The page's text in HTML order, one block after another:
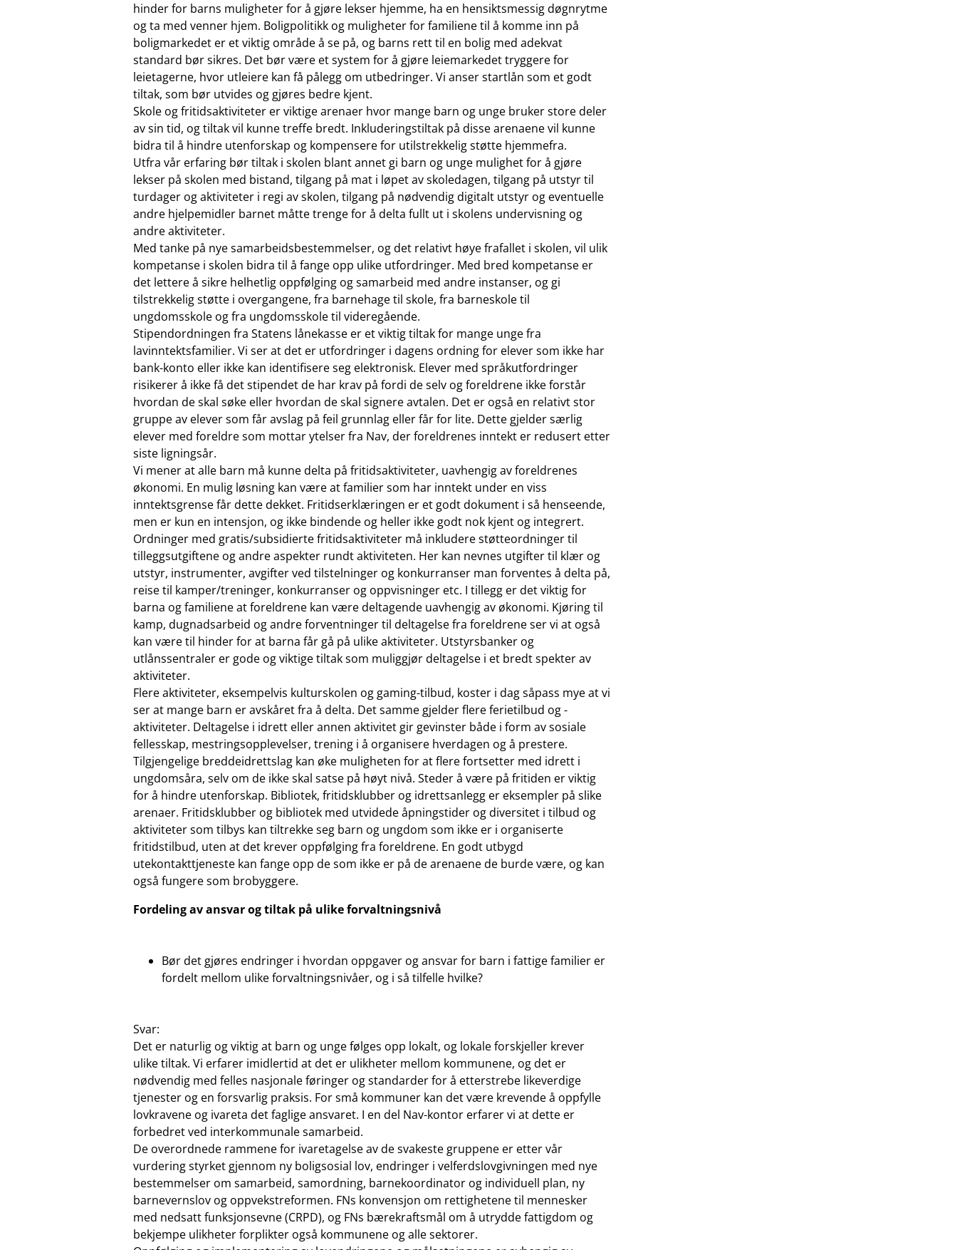
hinder for barns muligheter for å gjøre lekser hjemme, ha en hensiktsmessig døgnrytme
og ta med venner hjem. Boligpolitikk og muligheter for familiene til å komme inn på
boligmarkedet er et viktig område å se på, og barns rett til en bolig med adekvat
standard bør sikres. Det bør være et system for å gjøre leiemarkedet tryggere for
leietagerne, hvor utleiere kan få pålegg om utbedringer. Vi anser startlån som et godt
tiltak, som bør utvides og gjøres bedre kjent.
Skole og fritidsaktiviteter er viktige arenaer hvor mange barn og unge bruker store deler
av sin tid, og tiltak vil kunne treffe bredt. Inkluderingstiltak på disse arenaene vil kunne
bidra til å hindre utenforskap og kompensere for utilstrekkelig støtte hjemmefra.
Utfra vår erfaring bør tiltak i skolen blant annet gi barn og unge mulighet for å gjøre
lekser på skolen med bistand, tilgang på mat i løpet av skoledagen, tilgang på utstyr til
turdager og aktiviteter i regi av skolen, tilgang på nødvendig digitalt utstyr og eventuelle
andre hjelpemidler barnet måtte trenge for å delta fullt ut i skolens undervisning og
andre aktiviteter.
Med tanke på nye samarbeidsbestemmelser, og det relativt høye frafallet i skolen, vil ulik
kompetanse i skolen bidra til å fange opp ulike utfordringer. Med bred kompetanse er
det lettere å sikre helhetlig oppfølging og samarbeid med andre instanser, og gi
tilstrekkelig støtte i overgangene, fra barnehage til skole, fra barneskole til
ungdomsskole og fra ungdomsskole til videregående.
Stipendordningen fra Statens lånekasse er et viktig tiltak for mange unge fra
lavinntektsfamilier. Vi ser at det er utfordringer i dagens ordning for elever som ikke har
bank-konto eller ikke kan identifisere seg elektronisk. Elever med språkutfordringer
risikerer å ikke få det stipendet de har krav på fordi de selv og foreldrene ikke forstår
hvordan de skal søke eller hvordan de skal signere avtalen. Det er også en relativt stor
gruppe av elever som får avslag på feil grunnlag eller får for lite. Dette gjelder særlig
elever med foreldre som mottar ytelser fra Nav, der foreldrenes inntekt er redusert etter
siste ligningsår.
Vi mener at alle barn må kunne delta på fritidsaktiviteter, uavhengig av foreldrenes
økonomi. En mulig løsning kan være at familier som har inntekt under en viss
inntektsgrense får dette dekket. Fritidserklæringen er et godt dokument i så henseende,
men er kun en intensjon, og ikke bindende og heller ikke godt nok kjent og integrert.
Ordninger med gratis/subsidierte fritidsaktiviteter må inkludere støtteordninger til
tilleggsutgiftene og andre aspekter rundt aktiviteten. Her kan nevnes utgifter til klær og
utstyr, instrumenter, avgifter ved tilstelninger og konkurranser man forventes å delta på,
reise til kamper/treninger, konkurranser og oppvisninger etc. I tillegg er det viktig for
barna og familiene at foreldrene kan være deltagende uavhengig av økonomi. Kjøring til
kamp, dugnadsarbeid og andre forventninger til deltagelse fra foreldrene ser vi at også
kan være til hinder for at barna får gå på ulike aktiviteter. Utstyrsbanker og
utlånssentraler er gode og viktige tiltak som muliggjør deltagelse i et bredt spekter av
aktiviteter.
Flere aktiviteter, eksempelvis kulturskolen og gaming-tilbud, koster i dag såpass mye at vi
ser at mange barn er avskåret fra å delta. Det samme gjelder flere ferietilbud og -
aktiviteter. Deltagelse i idrett eller annen aktivitet gir gevinster både i form av sosiale
fellesskap, mestringsopplevelser, trening i å organisere hverdagen og å prestere.
Tilgjengelige breddeidrettslag kan øke muligheten for at flere fortsetter med idrett i
ungdomsåra, selv om de ikke skal satse på høyt nivå. Steder å være på fritiden er viktig
for å hindre utenforskap. Bibliotek, fritidsklubber og idrettsanlegg er eksempler på slike
arenaer. Fritidsklubber og bibliotek med utvidede åpningstider og diversitet i tilbud og
aktiviteter som tilbys kan tiltrekke seg barn og ungdom som ikke er i organiserte
fritidstilbud, uten at det krever oppfølging fra foreldrene. En godt utbygd
utekontakttjeneste kan fange opp de som ikke er på de arenaene de burde være, og kan
også fungere som brobyggere.
Fordeling av ansvar og tiltak på ulike forvaltningsnivå
Bør det gjøres endringer i hvordan oppgaver og ansvar for barn i fattige familier er
fordelt mellom ulike forvaltningsnivåer, og i så tilfelle hvilke?
Svar:
Det er naturlig og viktig at barn og unge følges opp lokalt, og lokale forskjeller krever
ulike tiltak. Vi erfarer imidlertid at det er ulikheter mellom kommunene, og det er
nødvendig med felles nasjonale føringer og standarder for å etterstrebe likeverdige
tjenester og en forsvarlig praksis. For små kommuner kan det være krevende å oppfylle
lovkravene og ivareta det faglige ansvaret. I en del Nav-kontor erfarer vi at dette er
forbedret ved interkommunale samarbeid.
De overordnede rammene for ivaretagelse av de svakeste gruppene er etter vår
vurdering styrket gjennom ny boligsosial lov, endringer i velferdslovgivningen med nye
bestemmelser om samarbeid, samordning, barnekoordinator og individuell plan, ny
barnevernslov og oppvekstreformen. FNs konvensjon om rettighetene til mennesker
med nedsatt funksjonsevne (CRPD), og FNs bærekraftsmål om å utrydde fattigdom og
bekjempe ulikheter forplikter også kommunene og alle sektorer.